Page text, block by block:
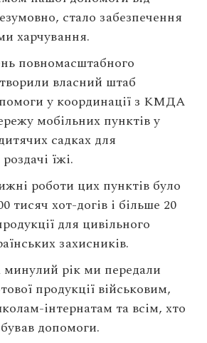
стало забезпечення
харчування.
повномасштабного
власний штаб
у координації з КМДА
мобільних пунктів у
садках для
їжі.
роботи цих пунктів було
тисяч хот-догів і більше 20
для цивільного
захисників.
рік ми передали
продукції військовим,
інтернатам та всім, хто
допомоги.